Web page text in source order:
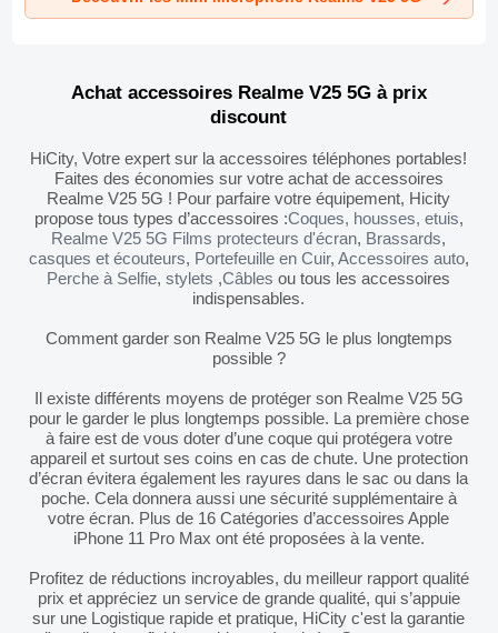
Noir
Noir
Noir
Achat accessoires Realme V25 5G à prix
discount
HiCity, Votre expert sur la accessoires téléphones portables!
Faites des économies sur votre achat de accessoires
Realme V25 5G ! Pour parfaire votre équipement, Hicity
propose tous types d’accessoires :Coques, housses, etuis,
Realme V25 5G Films protecteurs d'écran, Brassards,
casques et écouteurs, Portefeuille en Cuir, Accessoires auto,
Perche à Selfie,stylets ,Câbles ou tous les accessoires
indispensables.
Comment garder son Realme V25 5G le plus longtemps
possible ?
Il existe différents moyens de protéger son Realme V25 5G
pour le garder le plus longtemps possible. La première chose
à faire est de vous doter d’une coque qui protégera votre
appareil et surtout ses coins en cas de chute. Une protection
d’écran évitera également les rayures dans le sac ou dans la
poche. Cela donnera aussi une sécurité supplémentaire à
votre écran. Plus de 16 Catégories d’accessoires Apple
iPhone 11 Pro Max ont été proposées à la vente.
Profitez de réductions incroyables, du meilleur rapport qualité
prix et appréciez un service de grande qualité, qui s’appuie
sur une Logistique rapide et pratique, HiCity c'est la garantie